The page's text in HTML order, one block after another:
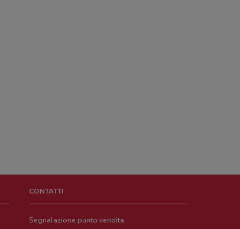
CONTATTI
Segnalazione punto vendita